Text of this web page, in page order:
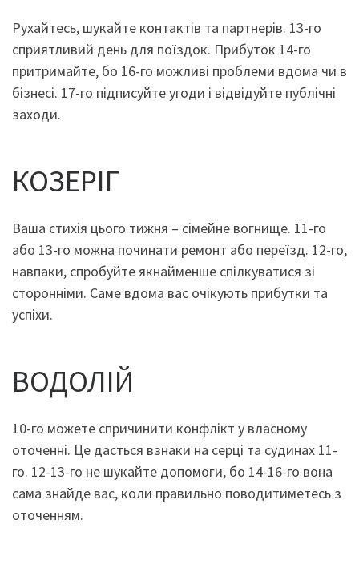
Рухайтесь, шукайте контактів та партнерів. 13-го
сприятливий день для поїздок. Прибуток 14-го
притримайте, бо 16-го можливі проблеми вдома чи в
бізнесі. 17-го підписуйте угоди і відвідуйте публічні
заходи.
КОЗЕРІГ
Ваша стихія цього тижня – сімейне вогнище. 11-го
або 13-го можна починати ремонт або переїзд. 12-го,
навпаки, спробуйте якнайменше спілкуватися зі
сторонніми. Саме вдома вас очікують прибутки та
успіхи.
ВОДОЛІЙ
10-го можете спричинити конфлікт у власному
оточенні. Це дасться взнаки на серці та судинах 11-
го. 12-13-го не шукайте допомоги, бо 14-16-го вона
сама знайде вас, коли правильно поводитиметесь з
оточенням.